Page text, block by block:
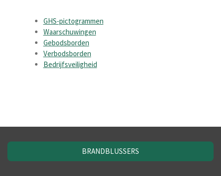
GHS-pictogrammen
Waarschuwingen
Gebodsborden
Verbodsborden
Bedrijfsveiligheid
BRANDBLUSSERS